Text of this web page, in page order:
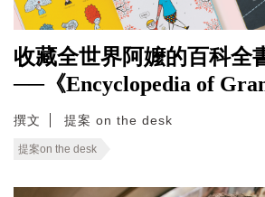
收藏全世界阿嬤的百科全
──《Encyclopedia of
撰文 提案 on the desk
提案on the desk